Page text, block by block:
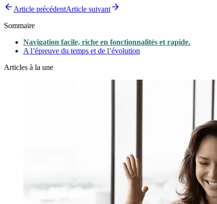
Article précédentArticle suivant
Sommaire
Navigation facile, riche en fonctionnalités et rapide.
A l’épreuve du temps et de l’évolution
Articles à la une